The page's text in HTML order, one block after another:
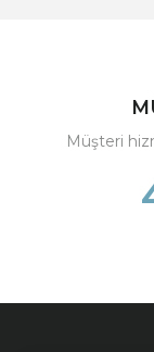
Müşteri